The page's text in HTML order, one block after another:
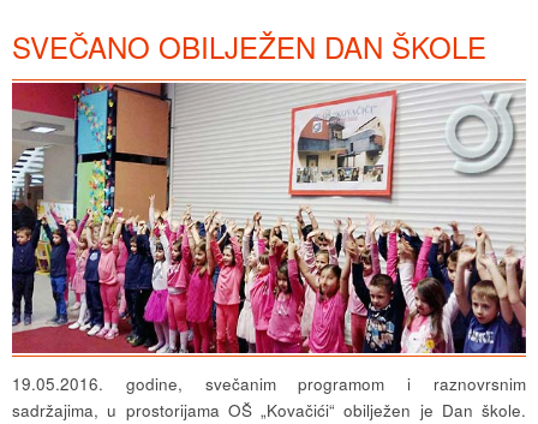
SVEČANO OBILJEŽEN DAN ŠKOLE
19.05.2016. godine, svečanim programom i raznovrsnim
sadržajima, u prostorijama OŠ „Kovačići“ obilježen je Dan škole.